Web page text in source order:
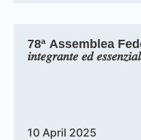
78ª Assemblea
𝑖𝑛𝑡𝑒𝑔𝑟𝑎𝑛𝑡𝑒 𝑒𝑑
10 April 2025